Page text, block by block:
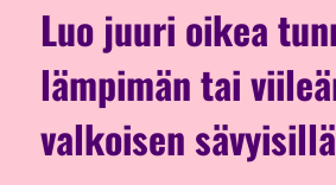
Luo juuri oikea
lämpimän tai
valkoisen